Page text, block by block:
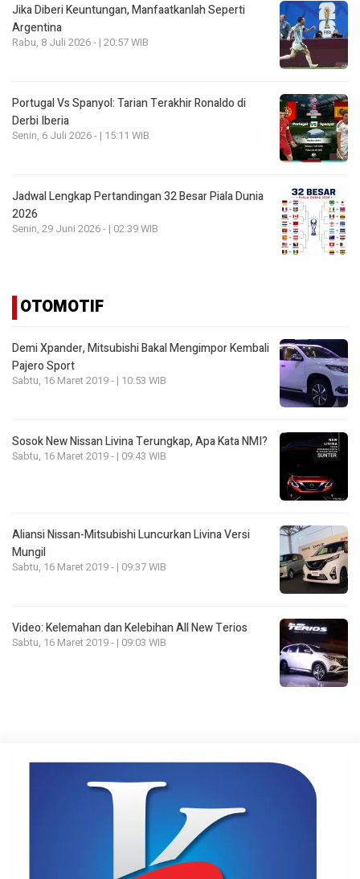
Jika Diberi Keuntungan, Manfaatkanlah Seperti
Argentina
Rabu, 8 Juli 2026 - | 20:57 WIB
Portugal Vs Spanyol: Tarian Terakhir Ronaldo di
Derbi Iberia
Senin, 6 Juli 2026 - | 15:11 WIB
Jadwal Lengkap Pertandingan 32 Besar Piala Dunia
2026
Senin, 29 Juni 2026 - | 02:39 WIB
OTOMOTIF
Demi Xpander, Mitsubishi Bakal Mengimpor Kembali
Pajero Sport
Sabtu, 16 Maret 2019 - | 10:53 WIB
Sosok New Nissan Livina Terungkap, Apa Kata NMI?
Sabtu, 16 Maret 2019 - | 09:43 WIB
Aliansi Nissan-Mitsubishi Luncurkan Livina Versi
Mungil
Sabtu, 16 Maret 2019 - | 09:37 WIB
Video: Kelemahan dan Kelebihan All New Terios
Sabtu, 16 Maret 2019 - | 09:03 WIB